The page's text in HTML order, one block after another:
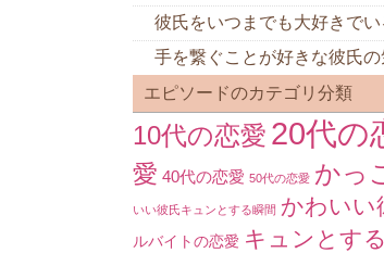
彼氏をいつまでも大好きで
手を繋ぐことが好きな彼氏の
エピソードのカテゴリ分類
10代の恋愛 20代の
愛 40代の恋愛 50代の恋愛 かっ
いい彼氏キュンとする瞬間 かわいい
ルバイトの恋愛 キュンとす